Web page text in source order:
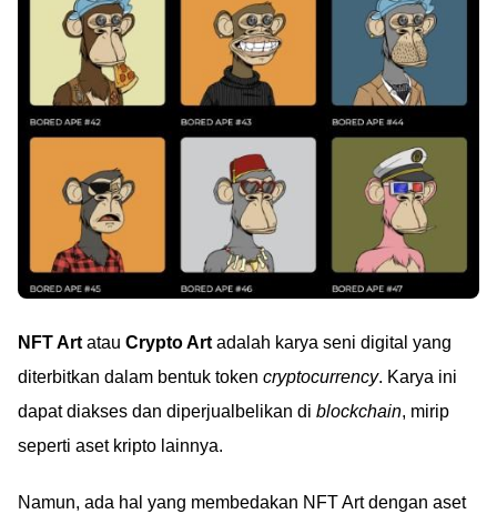
NFT Art atau Crypto Art adalah karya seni digital yang
diterbitkan dalam bentuk token cryptocurrency. Karya ini
dapat diakses dan diperjualbelikan di blockchain, mirip
seperti aset kripto lainnya.
Namun, ada hal yang membedakan NFT Art dengan aset